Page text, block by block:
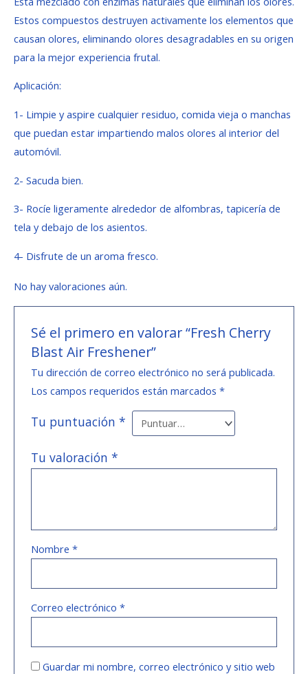
Estos compuestos destruyen activamente los elementos que
causan olores, eliminando olores desagradables en su origen
para la mejor experiencia frutal.
Aplicación:
1- Limpie y aspire cualquier residuo, comida vieja o manchas
que puedan estar impartiendo malos olores al interior del
automóvil.
2- Sacuda bien.
3- Rocíe ligeramente alrededor de alfombras, tapicería de
tela y debajo de los asientos.
4- Disfrute de un aroma fresco.
No hay valoraciones aún.
Sé el primero en valorar “Fresh Cherry
Blast Air Freshener”
Tu dirección de correo electrónico no será publicada.
Los campos requeridos están marcados*
Tu puntuación*
Tu valoración*
Nombre*
Correo electrónico*
Guardar mi nombre, correo electrónico y sitio web